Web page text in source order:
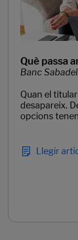
Què passa
Banc
Quan el
desapareix.
opcions
Llegir